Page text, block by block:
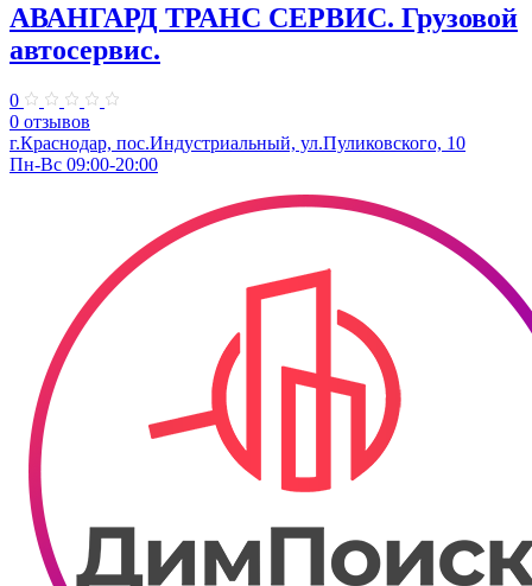
АВАНГАРД ТРАНС СЕРВИС. Грузовой
автосервис.
0
0 отзывов
г.Краснодар, пос.Индустриальный, ул.Пуликовского, 10
Пн-Вс 09:00-20:00